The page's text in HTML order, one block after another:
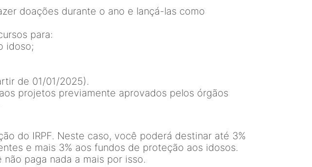
doações durante o ano e lançá-las como
para:
idoso;
de 01/01/2025).
projetos previamente aprovados pelos órgãos
do IRPF. Neste caso, você poderá destinar até 3%
e mais 3% aos fundos de proteção aos idosos.
paga nada a mais por isso.